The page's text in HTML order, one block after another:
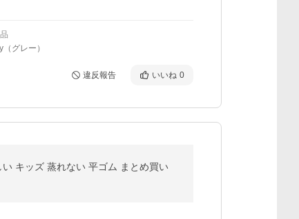
グレー）
違反報告 いいね 0
キッズ 蒸れない 平ゴム まとめ買い